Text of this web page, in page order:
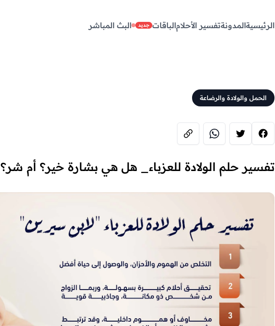
الرئيسيةالمدونةتفسير الأحلامالباقات جديد البث المباشر
الحمل والولادة والرضاعة
تفسير حلم الولادة للعزباء_ هل هي بشارة خير؟ أم شر؟